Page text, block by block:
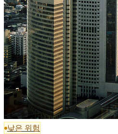
낮은 위험